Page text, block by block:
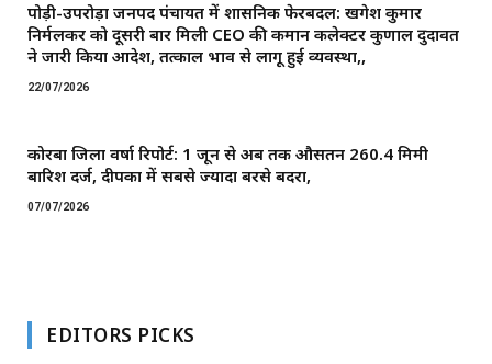
पोड़ी-उपरोड़ा जनपद पंचायत में प्रशासनिक फेरबदल: खगेश कुमार
निर्मलकर को दूसरी बार मिली CEO की कमान ​कलेक्टर कुणाल दुदावत
ने जारी किया आदेश, तत्काल प्रभाव से लागू हुई व्यवस्था,,
22/07/2026
कोरबा जिला वर्षा रिपोर्ट: 1 जून से अब तक औसतन 260.4 मिमी
बारिश दर्ज, दीपका में सबसे ज्यादा बरसे बदरा,
07/07/2026
EDITORS PICKS